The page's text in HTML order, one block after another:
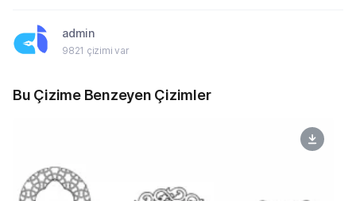
admin
9821 çizimi var
Bu Çizime Benzeyen Çizimler